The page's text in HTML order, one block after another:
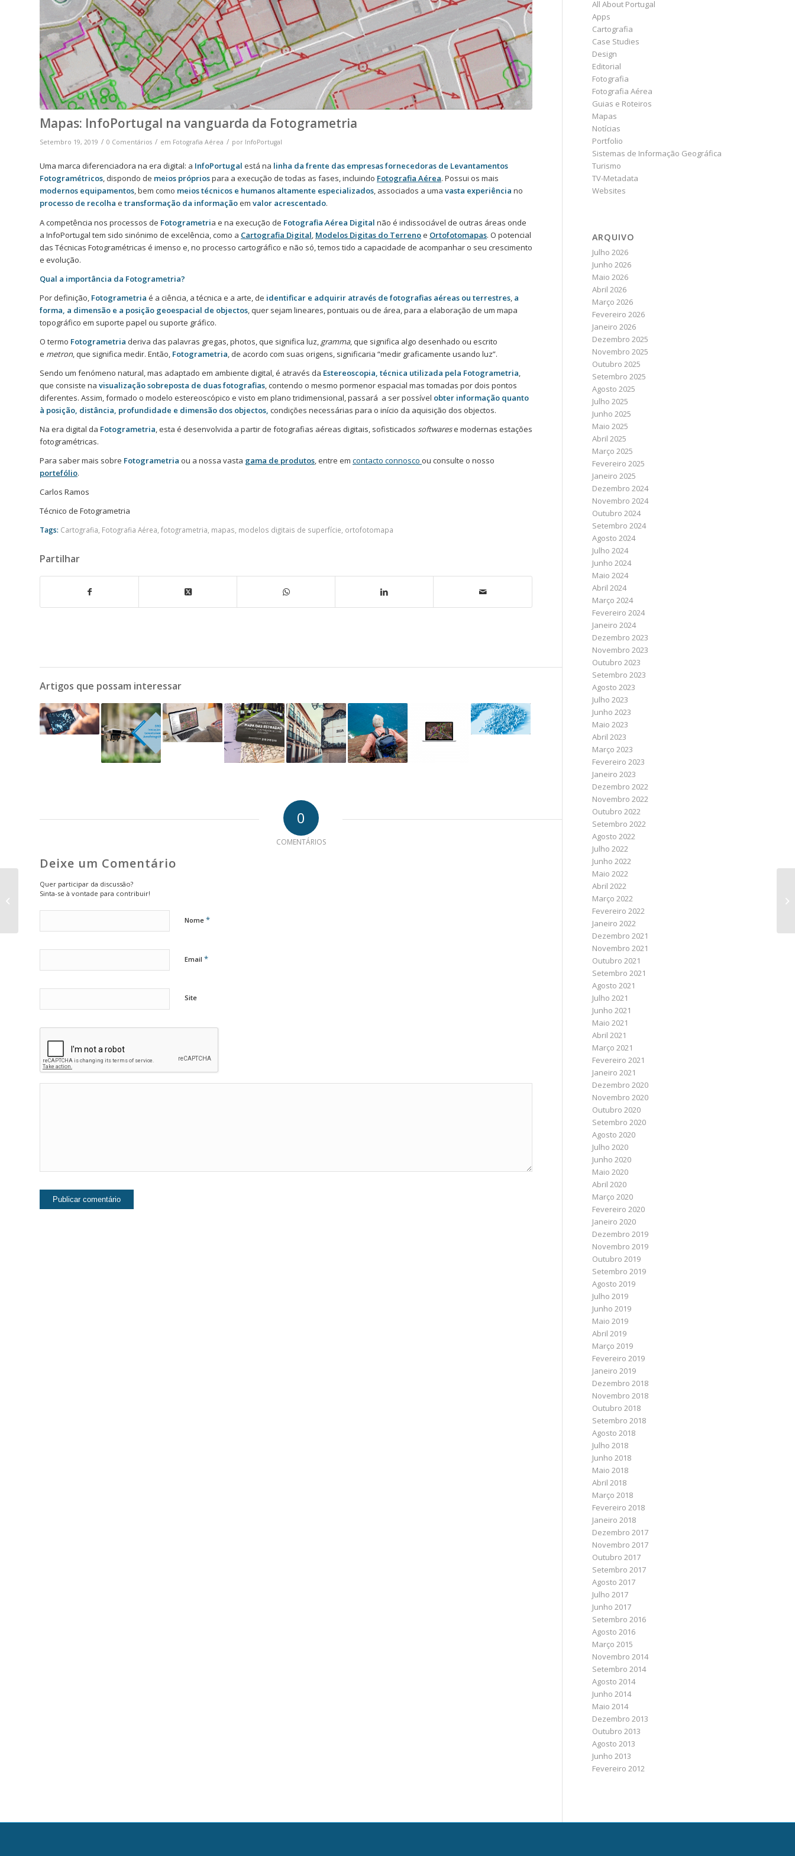
Mapas: InfoPortugal na vanguarda da Fotogrametria
Setembro 19, 2019 / 0 Comentários / em Fotografia Aérea / por InfoPortugal
Uma marca diferenciadora na era digital: a InfoPortugal está na linha da frente das empresas fornecedoras de Levantamentos
Fotogramétricos, dispondo de meios própriospara a execução de todas as fases, incluindo Fotografia Aérea. Possui os mais
modernos equipamentos, bem como meios técnicos e humanos altamente especializados, associados a uma vasta experiência no
processo de recolha e transformação da informaçãoem valor acrescentado.
A competência nos processos de Fotogrametria e na execução de Fotografia Aérea Digital não é indissociável de outras áreas onde
a InfoPortugal tem sido sinónimo de excelência, como a Cartografia Digital Modelos Digitas do Terrenoe Ortofotomapas. O potencial
das Técnicas Fotogramétricas é imenso e, no processo cartográfico e não só, temos tido a capacidade de acompanhar o seu crescimento
e evolução.
Qual a importância da Fotogrametria?
Por definição, Fotogrametria é a ciência, a técnica e a arte, de identificar e adquirir através de fotografias aéreas ou terrestres, a
forma, a dimensão e a posição geoespacial de objectos, quer sejam lineares, pontuais ou de área, para a elaboração de um mapa
topográfico em suporte papel ou suporte gráfico.
O termo Fotogrametria deriva das palavras gregas, photos, que significa luz, gramma, que significa algo desenhado ou escrito
e metron, que significa medir. Então, Fotogrametria, de acordo com suas origens, significaria “medir graficamente usando luz”.
Sendo um fenómeno natural, mas adaptado em ambiente digital, é através da Estereoscopia, técnica utilizada pela Fotogrametria,
que consiste na visualização sobreposta de duas fotografias, contendo o mesmo pormenor espacial mas tomadas por dois pontos
diferentes. Assim, formado o modelo estereoscópico e visto em plano tridimensional, passará a ser possível obter informação quanto
à posição, distância, profundidade e dimensão dos objectos, condições necessárias para o início da aquisição dos objectos.
Na era digital da Fotogrametria, esta é desenvolvida a partir de fotografias aéreas digitais, sofisticados softwarese modernas estações
fotogramétricas.
Para saber mais sobre Fotogrametria ou a nossa vasta gama de produtos, entre em contacto connosco ou consulte o nosso
portefólio.
Carlos Ramos
Técnico de Fotogrametria
Tags: Cartografia Fotografia Aérea fotogrametria mapas modelos digitais de superfície ortofotomapa
Partilhar
Artigos que possam interessar
0
COMENTÁRIOS
Deixe um Comentário
Quer participar da discussão?
Sinta-se à vontade para contribuir!
Nome *
Email *
Site
All About Portugal
Apps
Cartografia
Case Studies
Design
Editorial
Fotografia
Fotografia Aérea
Guias e Roteiros
Mapas
Notícias
Portfolio
Sistemas de Informação Geográfica
Turismo
TV-Metadata
Websites
ARQUIVO
Julho 2026
Junho 2026
Maio 2026
Abril 2026
Março 2026
Fevereiro 2026
Janeiro 2026
Dezembro 2025
Novembro 2025
Outubro 2025
Setembro 2025
Agosto 2025
Julho 2025
Junho 2025
Maio 2025
Abril 2025
Março 2025
Fevereiro 2025
Janeiro 2025
Dezembro 2024
Novembro 2024
Outubro 2024
Setembro 2024
Agosto 2024
Julho 2024
Junho 2024
Maio 2024
Abril 2024
Março 2024
Fevereiro 2024
Janeiro 2024
Dezembro 2023
Novembro 2023
Outubro 2023
Setembro 2023
Agosto 2023
Julho 2023
Junho 2023
Maio 2023
Abril 2023
Março 2023
Fevereiro 2023
Janeiro 2023
Dezembro 2022
Novembro 2022
Outubro 2022
Setembro 2022
Agosto 2022
Julho 2022
Junho 2022
Maio 2022
Abril 2022
Março 2022
Fevereiro 2022
Janeiro 2022
Dezembro 2021
Novembro 2021
Outubro 2021
Setembro 2021
Agosto 2021
Julho 2021
Junho 2021
Maio 2021
Abril 2021
Março 2021
Fevereiro 2021
Janeiro 2021
Dezembro 2020
Novembro 2020
Outubro 2020
Setembro 2020
Agosto 2020
Julho 2020
Junho 2020
Maio 2020
Abril 2020
Março 2020
Fevereiro 2020
Janeiro 2020
Dezembro 2019
Novembro 2019
Outubro 2019
Setembro 2019
Agosto 2019
Julho 2019
Junho 2019
Maio 2019
Abril 2019
Março 2019
Fevereiro 2019
Janeiro 2019
Dezembro 2018
Novembro 2018
Outubro 2018
Setembro 2018
Agosto 2018
Julho 2018
Junho 2018
Maio 2018
Abril 2018
Março 2018
Fevereiro 2018
Janeiro 2018
Dezembro 2017
Novembro 2017
Outubro 2017
Setembro 2017
Agosto 2017
Julho 2017
Junho 2017
Setembro 2016
Agosto 2016
Março 2015
Novembro 2014
Setembro 2014
Agosto 2014
Junho 2014
Maio 2014
Dezembro 2013
Outubro 2013
Agosto 2013
Junho 2013
Fevereiro 2012
Fix My Street: sistema
de feedback